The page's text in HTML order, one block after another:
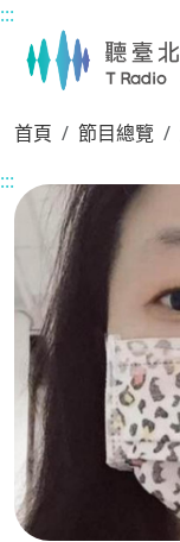
主要內容區塊
:::
首頁 節目總覽
:::